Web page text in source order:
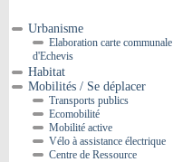
Urbanisme
Elaboration carte communale
d'Echevis
Habitat
Mobilités / Se déplacer
Transports publics
Ecomobilité
Mobilité active
Vélo à assistance électrique
Centre de Ressource